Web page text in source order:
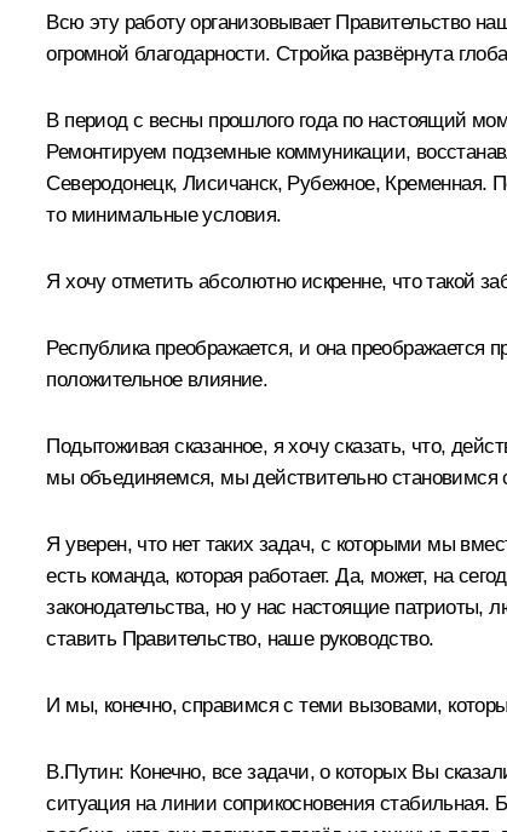
Всю эту работу организовывает Правительство
огромной благодарности. Стройка развёрнута
В период с весны прошлого года по настоящий
Ремонтируем подземные коммуникации,
Северодонецк, Лисичанск, Рубежное, Кременная.
то минимальные условия.
Я хочу отметить абсолютно искренне, что такой
Республика преображается, и она преображается
положительное влияние.
Подытоживая сказанное, я хочу сказать, что,
мы объединяемся, мы действительно
Я уверен, что нет таких задач, с которыми мы
есть команда, которая работает. Да, может, на
законодательства, но у нас настоящие
ставить Правительство, наше руководство.
И мы, конечно, справимся с теми вызовами,
В.Путин: Конечно, все задачи, о которых Вы
ситуация на линии соприкосновения стабильная.